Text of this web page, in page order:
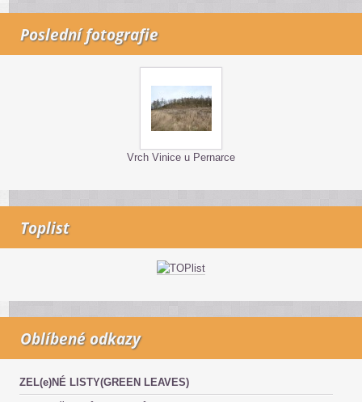
Poslední fotografie
Vrch Vinice u Pernarce
Toplist
Oblíbené odkazy
ZEL(e)NÉ LISTY(GREEN LEAVES)